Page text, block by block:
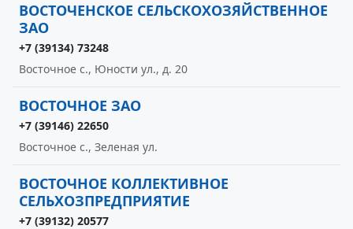
ВОСТОЧЕНСКОЕ СЕЛЬСКОХОЗЯЙСТВЕННОЕ
ЗАО
+7 (39134) 73248
Восточное с., Юности ул., д. 20
ВОСТОЧНОЕ ЗАО
+7 (39146) 22650
Восточное с., Зеленая ул.
ВОСТОЧНОЕ КОЛЛЕКТИВНОЕ
СЕЛЬХОЗПРЕДПРИЯТИЕ
+7 (39132) 20577